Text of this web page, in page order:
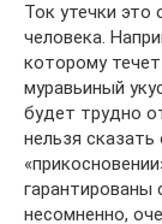
Ток утечки это
человека.
которому
муравьиный
будет трудно
нельзя
гарантированы
несомненно,